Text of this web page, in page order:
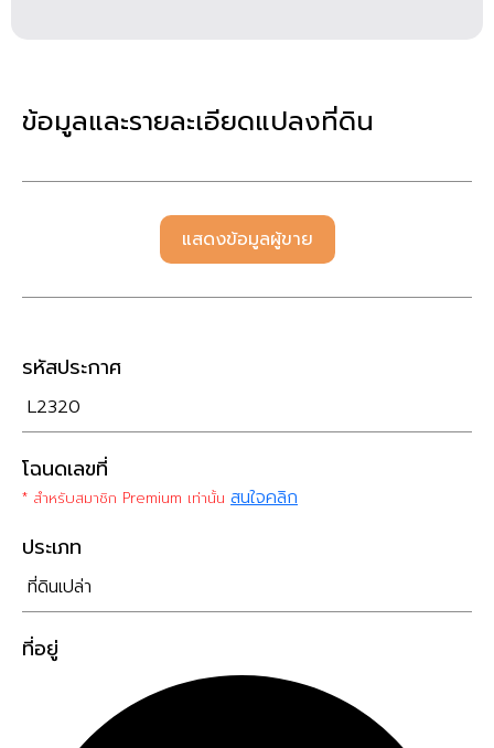
ข้อมูลและรายละเอียดแปลงที่ดิน
แสดงข้อมูลผู้ขาย
รหัสประกาศ
L2320
โฉนดเลขที่
* สำหรับสมาชิก Premium เท่านั้น สนใจคลิก
ประเภท
ที่ดินเปล่า
ที่อยู่